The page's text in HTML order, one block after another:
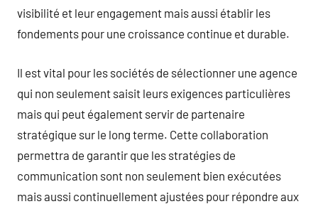
visibilité et leur engagement mais aussi établir les
fondements pour une croissance continue et durable.
Il est vital pour les sociétés de sélectionner une agence
qui non seulement saisit leurs exigences particulières
mais qui peut également servir de partenaire
stratégique sur le long terme. Cette collaboration
permettra de garantir que les stratégies de
communication sont non seulement bien exécutées
mais aussi continuellement ajustées pour répondre aux